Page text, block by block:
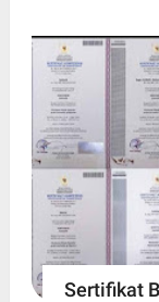
Sertifikat